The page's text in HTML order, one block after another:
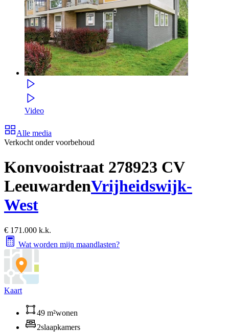
Video
Alle media
Verkocht onder voorbehoud
Konvooistraat 278923 CV
LeeuwardenVrijheidswijk-
West
€ 171.000 k.k.
Wat worden mijn maandlasten?
Kaart
49 m²wonen
2slaapkamers